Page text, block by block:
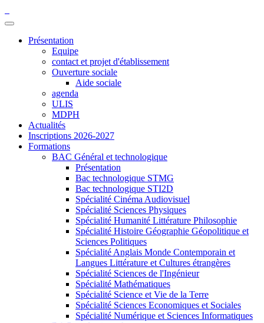
Présentation
Equipe
contact et projet d'établissement
Ouverture sociale
Aide sociale
agenda
ULIS
MDPH
Actualités
Inscriptions 2026-2027
Formations
BAC Général et technologique
Présentation
Bac technologique STMG
Bac technologique STI2D
Spécialité Cinéma Audiovisuel
Spécialité Sciences Physiques
Spécialité Humanité Littérature Philosophie
Spécialité Histoire Géographie Géopolitique et
Sciences Politiques
Spécialité Anglais Monde Contemporain et
Langues Littérature et Cultures étrangères
Spécialité Sciences de l'Ingénieur
Spécialité Mathématiques
Spécialité Science et Vie de la Terre
Spécialité Sciences Economiques et Sociales
Spécialité Numérique et Sciences Informatiques